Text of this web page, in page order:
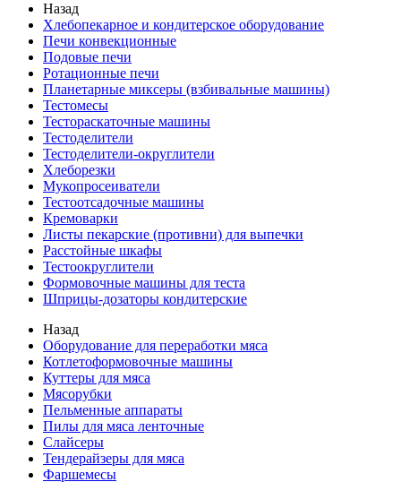
Назад
Хлебопекарное и кондитерское оборудование
Печи конвекционные
Подовые печи
Ротационные печи
Планетарные миксеры (взбивальные машины)
Тестомесы
Тестораскаточные машины
Тестоделители
Тестоделители-округлители
Хлеборезки
Мукопросеиватели
Тестоотсадочные машины
Кремоварки
Листы пекарские (противни) для выпечки
Расстойные шкафы
Тестоокруглители
Формовочные машины для теста
Шприцы-дозаторы кондитерские
Назад
Оборудование для переработки мяса
Котлетоформовочные машины
Куттеры для мяса
Мясорубки
Пельменные аппараты
Пилы для мяса ленточные
Слайсеры
Тендерайзеры для мяса
Фаршемесы